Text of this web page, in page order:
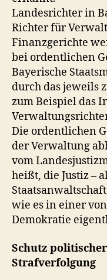
Landesrichter in
Richter für
Finanzgerichte
bei ordentlichen
Bayerische
durch das jeweils
zum Beispiel das
Die ordentlichen
der Verwaltung
vom
heißt, die Justiz –
wie es in einer
Demokratie
Schutz
Strafverfolgung